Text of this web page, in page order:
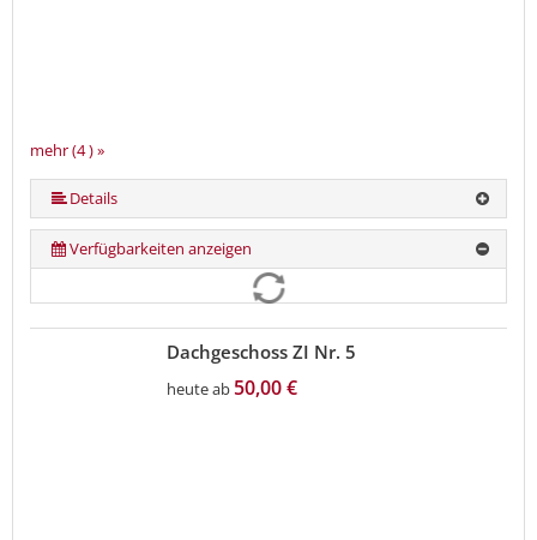
mehr (4 ) »
Details
Verfügbarkeiten anzeigen
Dachgeschoss ZI Nr. 5
heute ab50,00 €